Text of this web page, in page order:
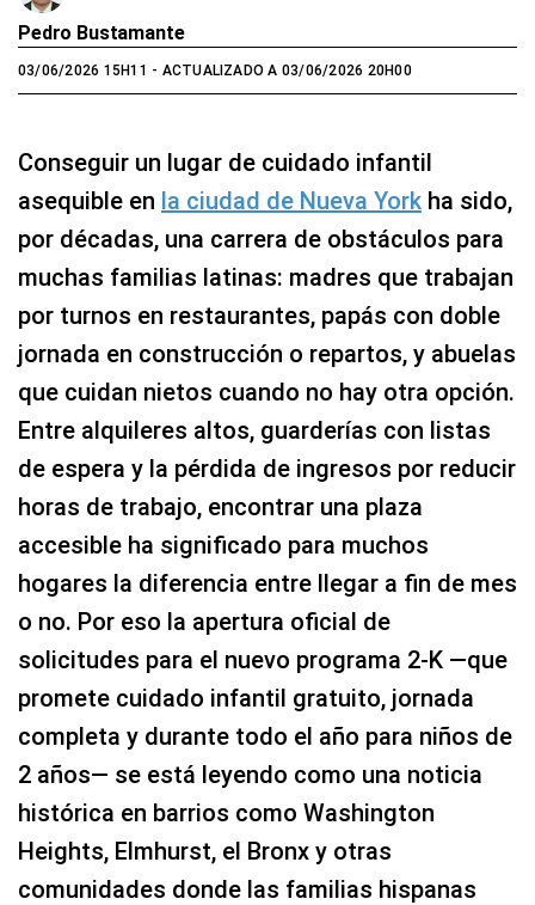
Pedro Bustamante
03/06/2026 15H11 - ACTUALIZADO A 03/06/2026 20H00
Conseguir un lugar de cuidado infantil
asequible en la ciudad de Nueva York ha sido,
por décadas, una carrera de obstáculos para
muchas familias latinas: madres que trabajan
por turnos en restaurantes, papás con doble
jornada en construcción o repartos, y abuelas
que cuidan nietos cuando no hay otra opción.
Entre alquileres altos, guarderías con listas
de espera y la pérdida de ingresos por reducir
horas de trabajo, encontrar una plaza
accesible ha significado para muchos
hogares la diferencia entre llegar a fin de mes
o no. Por eso la apertura oficial de
solicitudes para el nuevo programa 2‑K —que
promete cuidado infantil gratuito, jornada
completa y durante todo el año para niños de
2 años— se está leyendo como una noticia
histórica en barrios como Washington
Heights, Elmhurst, el Bronx y otras
comunidades donde las familias hispanas